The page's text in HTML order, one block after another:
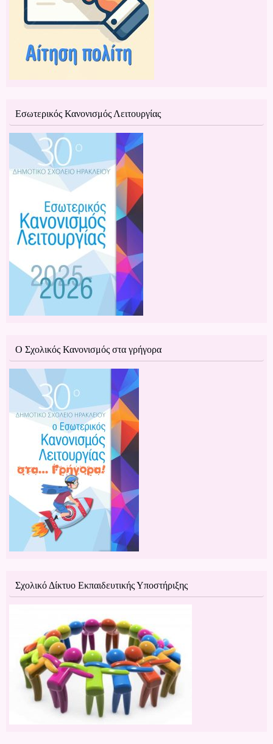
Εσωτερικός Κανονισμός Λειτουργίας
Ο Σχολικός Κανονισμός στα γρήγορα
Σχολικό Δίκτυο Εκπαιδευτικής Υποστήριξης